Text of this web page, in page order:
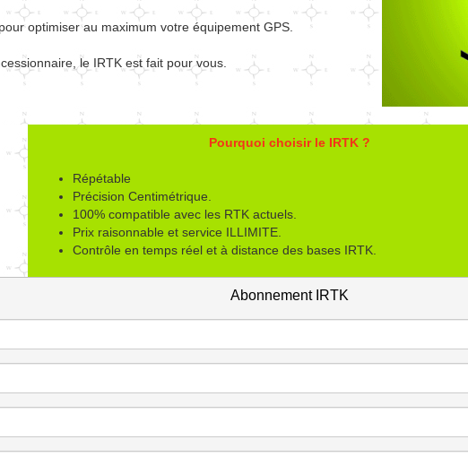
optimiser au maximum votre équipement GPS.
le IRTK est fait pour vous.
Pourquoi choisir le IRTK ?
Répétable
Précision Centimétrique.
100% compatible avec les RTK actuels.
Prix raisonnable et service ILLIMITE.
Contrôle en temps réel et à distance des bases IRTK.
Abonnement IRTK